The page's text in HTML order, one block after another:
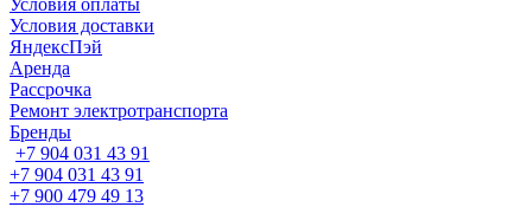
Условия оплаты
Условия доставки
ЯндексПэй
Аренда
Рассрочка
Ремонт электротранспорта
Бренды
+7 904 031 43 91
+7 904 031 43 91
+7 900 479 49 13